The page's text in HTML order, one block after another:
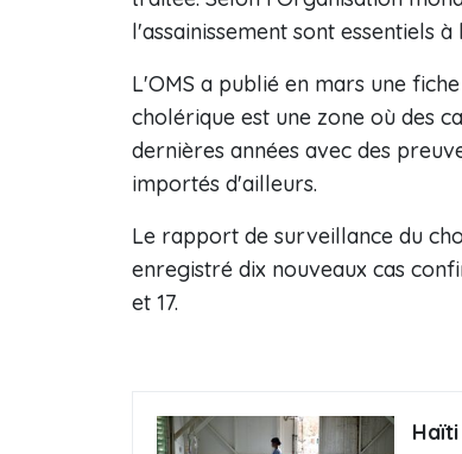
l'assainissement sont essentiels
L'OMS a publié en mars une
cholérique est une zone où des
dernières années avec des
importés d'ailleurs.
Le rapport de surveillance du
enregistré dix nouveaux cas
et 17.